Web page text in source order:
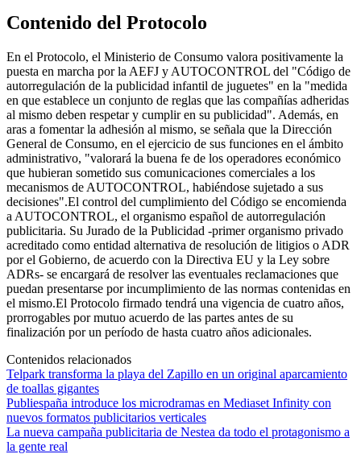
Contenido del Protocolo
En el Protocolo, el Ministerio de Consumo valora positivamente la
puesta en marcha por la AEFJ y AUTOCONTROL del "Código de
autorregulación de la publicidad infantil de juguetes" en la "medida
en que establece un conjunto de reglas que las compañías adheridas
al mismo deben respetar y cumplir en su publicidad". Además, en
aras a fomentar la adhesión al mismo, se señala que la Dirección
General de Consumo, en el ejercicio de sus funciones en el ámbito
administrativo, "valorará la buena fe de los operadores económico
que hubieran sometido sus comunicaciones comerciales a los
mecanismos de AUTOCONTROL, habiéndose sujetado a sus
decisiones".El control del cumplimiento del Código se encomienda
a AUTOCONTROL, el organismo español de autorregulación
publicitaria. Su Jurado de la Publicidad -primer organismo privado
acreditado como entidad alternativa de resolución de litigios o ADR
por el Gobierno, de acuerdo con la Directiva EU y la Ley sobre
ADRs- se encargará de resolver las eventuales reclamaciones que
puedan presentarse por incumplimiento de las normas contenidas en
el mismo.El Protocolo firmado tendrá una vigencia de cuatro años,
prorrogables por mutuo acuerdo de las partes antes de su
finalización por un período de hasta cuatro años adicionales.
Contenidos relacionados
Telpark transforma la playa del Zapillo en un original aparcamiento
de toallas gigantes
Publiespaña introduce los microdramas en Mediaset Infinity con
nuevos formatos publicitarios verticales
La nueva campaña publicitaria de Nestea da todo el protagonismo a
la gente real